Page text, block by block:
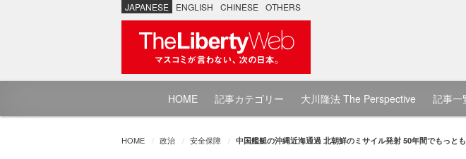
JAPANESE ENGLISH CHINESE OTHERS
HOME 記事カテゴリー 大川隆法 The Perspective 記事一
HOME 政治 安全保障 中国艦艇の沖縄近海通過 北朝鮮のミサイル発射 50年間でもっと